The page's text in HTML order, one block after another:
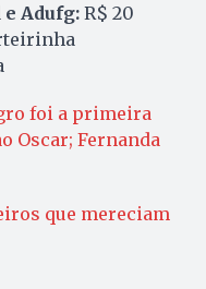
e Adufg: R$ 20
foi a primeira
Oscar; Fernanda
que mereciam